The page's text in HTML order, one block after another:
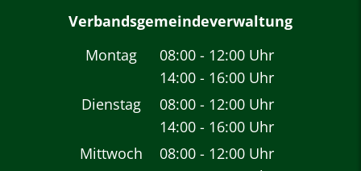
Verbandsgemeindeverwaltung
Montag
08:00 - 12:00 Uhr
Von 08:00 bis 12:00
14:00 - 16:00 Uhr
Von 14:00 bis 16:00
Dienstag 08:00 - 12:00 Uhr
Von 08:00 bis 12:00
14:00 - 16:00 Uhr
Von 14:00 bis 16:00
Mittwoch 08:00 - 12:00 Uhr